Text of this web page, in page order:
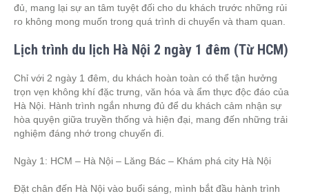
đủ, mang lại sự an tâm tuyệt đối cho du khách trước những rủi
ro không mong muốn trong quá trình di chuyển và tham quan.
Lịch trình du lịch Hà Nội 2 ngày 1 đêm (Từ HCM)
Chỉ với 2 ngày 1 đêm, du khách hoàn toàn có thể tận hưởng
trọn vẹn không khí đặc trưng, văn hóa và ẩm thực độc đáo của
Hà Nội. Hành trình ngắn nhưng đủ để du khách cảm nhận sự
hòa quyện giữa truyền thống và hiện đại, mang đến những trải
nghiệm đáng nhớ trong chuyến đi.
Ngày 1: HCM – Hà Nội – Lăng Bác – Khám phá city Hà Nội
Đặt chân đến Hà Nội vào buổi sáng, mình bắt đầu hành trình